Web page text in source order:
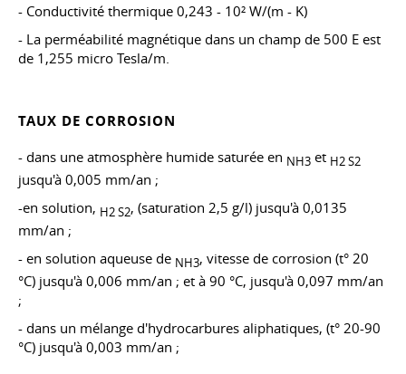
- Conductivité thermique 0,243 - 10² W/(m - K)
- La perméabilité magnétique dans un champ de 500 E est
de 1,255 micro Tesla/m.
TAUX DE CORROSION
- dans une atmosphère humide saturée en NH3 et H2 S2
jusqu'à 0,005 mm/an ;
-en solution, H2 S2, (saturation 2,5 g/l) jusqu'à 0,0135
mm/an ;
- en solution aqueuse de NH3, vitesse de corrosion (t° 20
°C) jusqu'à 0,006 mm/an ; et à 90 °C, jusqu'à 0,097 mm/an
;
- dans un mélange d'hydrocarbures aliphatiques, (t° 20-90
°C) jusqu'à 0,003 mm/an ;